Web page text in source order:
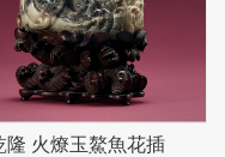
隆 火燎玉鰲魚花插